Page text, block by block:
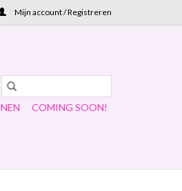
Mijn account / Registreren
COMING SOON!